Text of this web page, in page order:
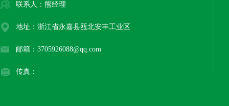
联系人：熊经理
地址：浙江省永嘉县瓯北安丰工业区
邮箱：3705926088@qq.com
传真：